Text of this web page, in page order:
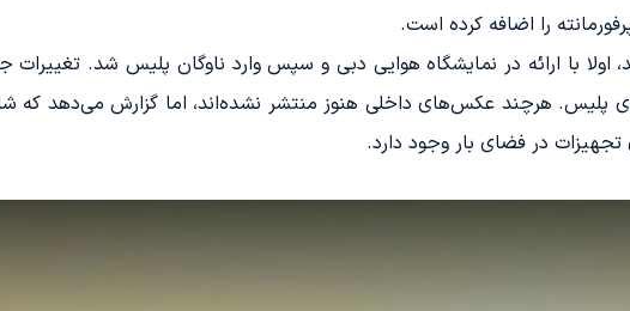
را اضافه کرده است.
اولا با ارائه در نمایشگاه هوایی دبی و سپس وارد ناوگان پلیس شد.
پلیس. هرچند عکس‌های داخلی هنوز منتشر نشده‌اند، اما گزارش می‌دهد
در فضای بار وجود دارد.